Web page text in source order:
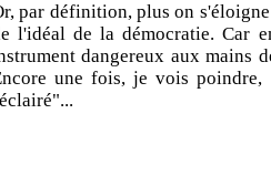
par définition, plus on
l'idéal de la démocratie. Car
dangereux aux mains
une fois, je vois poindre,